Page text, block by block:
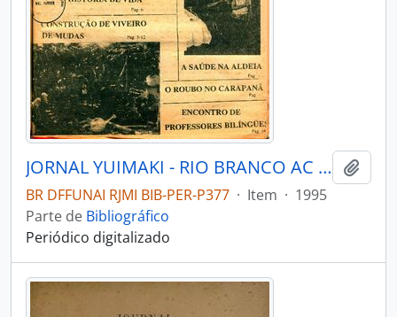
JORNAL YUIMAKI - RIO BRANCO AC COMISSÃO PRÓ ÍNDIOACRE - 1995 - Nº09
BR DFFUNAI RJMI BIB-PER-P377 · Item · 1995
Parte de Bibliográfico
Periódico digitalizado